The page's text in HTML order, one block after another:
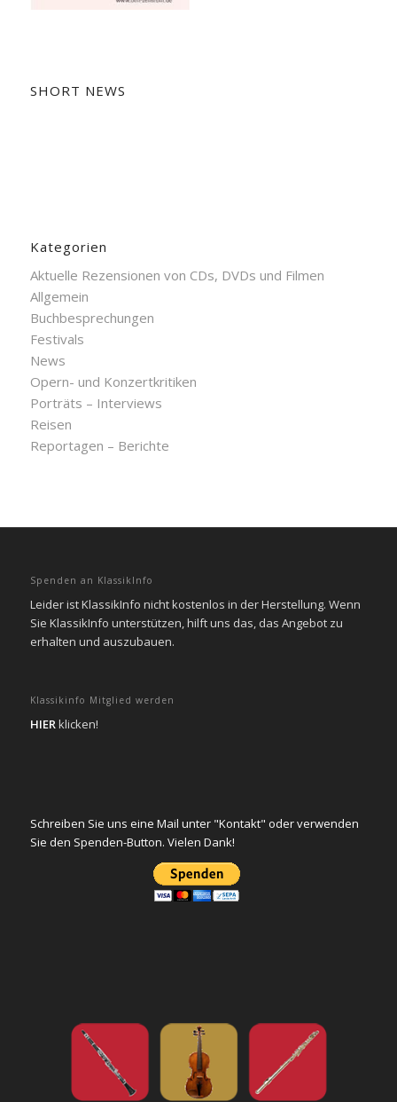
SHORT NEWS
Kategorien
Aktuelle Rezensionen von CDs, DVDs und Filmen
Allgemein
Buchbesprechungen
Festivals
News
Opern- und Konzertkritiken
Porträts – Interviews
Reisen
Reportagen – Berichte
Spenden an KlassikInfo
Leider ist KlassikInfo nicht kostenlos in der Herstellung. Wenn
Sie KlassikInfo unterstützen, hilft uns das, das Angebot zu
erhalten und auszubauen.
Klassikinfo Mitglied werden
HIERklicken!
Schreiben Sie uns eine Mail unter "Kontakt" oder verwenden
Sie den Spenden-Button. Vielen Dank!